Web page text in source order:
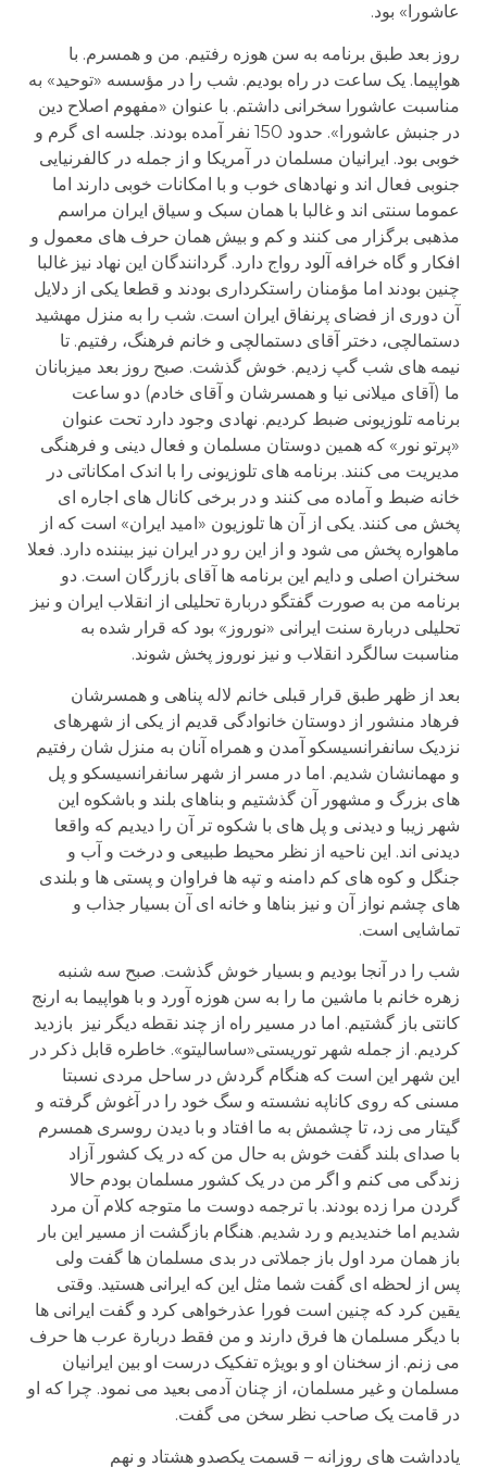
عاشورا» بود.
روز بعد طبق برنامه به سن هوزه رفتیم. من و همسرم. با
هواپیما. یک ساعت در راه بودیم. شب را در مؤسسه «توحید» به
مناسبت عاشورا سخرانی داشتم. با عنوان «مفهوم اصلاح دین
در جنبش عاشورا». حدود 150 نفر آمده بودند. جلسه ای گرم و
خوبی بود. ایرانیان مسلمان در آمریکا و از جمله در کالفرنیایی
جنوبی فعال اند و نهادهای خوب و با امکانات خوبی دارند اما
عموما سنتی اند و غالبا با همان سبک و سیاق ایران مراسم
مذهبی برگزار می کنند و کم و بیش همان حرف های معمول و
افکار و گاه خرافه آلود رواج دارد. گردانندگان این نهاد نیز غالبا
چنین بودند اما مؤمنان راستکرداری بودند و قطعا یکی از دلایل
آن دوری از فضای پرنفاق ایران است. شب را به منزل مهشید
دستمالچی، دختر آقای دستمالچی و خانم فرهنگ، رفتیم. تا
نیمه های شب گپ زدیم. خوش گذشت. صبح روز بعد میزبانان
ما (آقای میلانی نیا و همسرشان و آقای خادم) دو ساعت
برنامه تلوزیونی ضبط کردیم. نهادی وجود دارد تحت عنوان
«پرتو نور» که همین دوستان مسلمان و فعال دینی و فرهنگی
مدیریت می کنند. برنامه های تلوزیونی را با اندک امکاناتی در
خانه ضبط و آماده می کنند و در برخی کانال های اجاره ای
پخش می کنند. یکی از آن ها تلوزیون «امید ایران» است که از
ماهواره پخش می شود و از این رو در ایران نیز بیننده دارد. فعلا
سخنران اصلی و دایم این برنامه ها آقای بازرگان است. دو
برنامه من به صورت گفتگو دربارة تحلیلی از انقلاب ایران و نیز
تحلیلی دربارة سنت ایرانی «نوروز» بود که قرار شده به
مناسبت سالگرد انقلاب و نیز نوروز پخش شوند.
بعد از ظهر طبق قرار قبلی خانم لاله پناهی و همسرشان
فرهاد منشور از دوستان خانوادگی قدیم از یکی از شهرهای
نزدیک سانفرانسیسکو آمدن و همراه آنان به منزل شان رفتیم
و مهمانشان شدیم. اما در مسر از شهر سانفرانسیسکو و پل
های بزرگ و مشهور آن گذشتیم و بناهای بلند و باشکوه این
شهر زیبا و دیدنی و پل های با شکوه تر آن را دیدیم که واقعا
دیدنی اند. این ناحیه از نظر محیط طبیعی و درخت و آب و
جنگل و کوه های کم دامنه و تپه ها فراوان و پستی ها و بلندی
های چشم نواز آن و نیز بناها و خانه ای آن بسیار جذاب و
تماشایی است.
شب را در آنجا بودیم و بسیار خوش گذشت. صبح سه شنبه
زهره خانم با ماشین ما را به سن هوزه آورد و با هواپیما به ارنج
کانتی باز گشتیم. اما در مسیر راه از چند نقطه دیگر نیز بازدید
کردیم. از جمله شهر توریستی«ساسالیتو». خاطره قابل ذکر در
این شهر این است که هنگام گردش در ساحل مردی نسبتا
مسنی که روی کاناپه نشسته و سگ خود را در آغوش گرفته و
گیتار می زد، تا چشمش به ما افتاد و با دیدن روسری همسرم
با صدای بلند گفت خوش به حال من که در یک کشور آزاد
زندگی می کنم و اگر من در یک کشور مسلمان بودم حالا
گردن مرا زده بودند. با ترجمه دوست ما متوجه کلام آن مرد
شدیم اما خندیدیم و رد شدیم. هنگام بازگشت از مسیر این بار
باز همان مرد اول باز جملاتی در بدی مسلمان ها گفت ولی
پس از لحظه ای گفت شما مثل این که ایرانی هستید. وقتی
یقین کرد که چنین است فورا عذرخواهی کرد و گفت ایرانی ها
با دیگر مسلمان ها فرق دارند و من فقط دربارة عرب ها حرف
می زنم. از سخنان او و بویژه تفکیک درست او بین ایرانیان
مسلمان و غیر مسلمان، از چنان آدمی بعید می نمود. چرا که او
در قامت یک صاحب نظر سخن می گفت.
یادداشت های روزانه – قسمت یکصدو هشتاد و نهم